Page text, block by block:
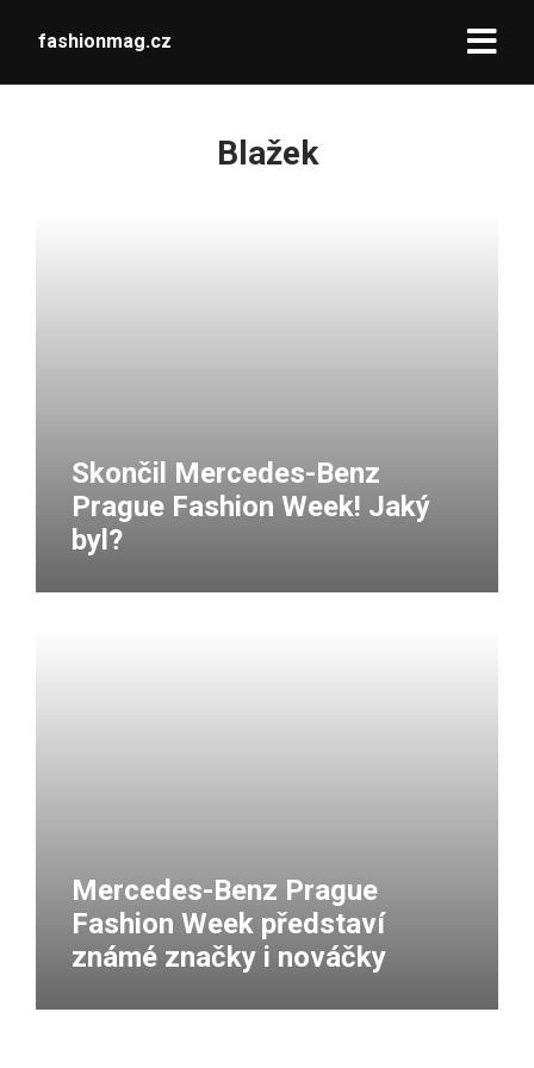
fashionmag.cz
Blažek
Skončil Mercedes-Benz
Prague Fashion Week! Jaký
byl?
Mercedes-Benz Prague
Fashion Week představí
známé značky i nováčky